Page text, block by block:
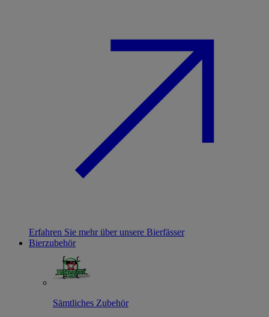
Erfahren Sie mehr über unsere Bierfässer
Bierzubehör
Sämtliches Zubehör